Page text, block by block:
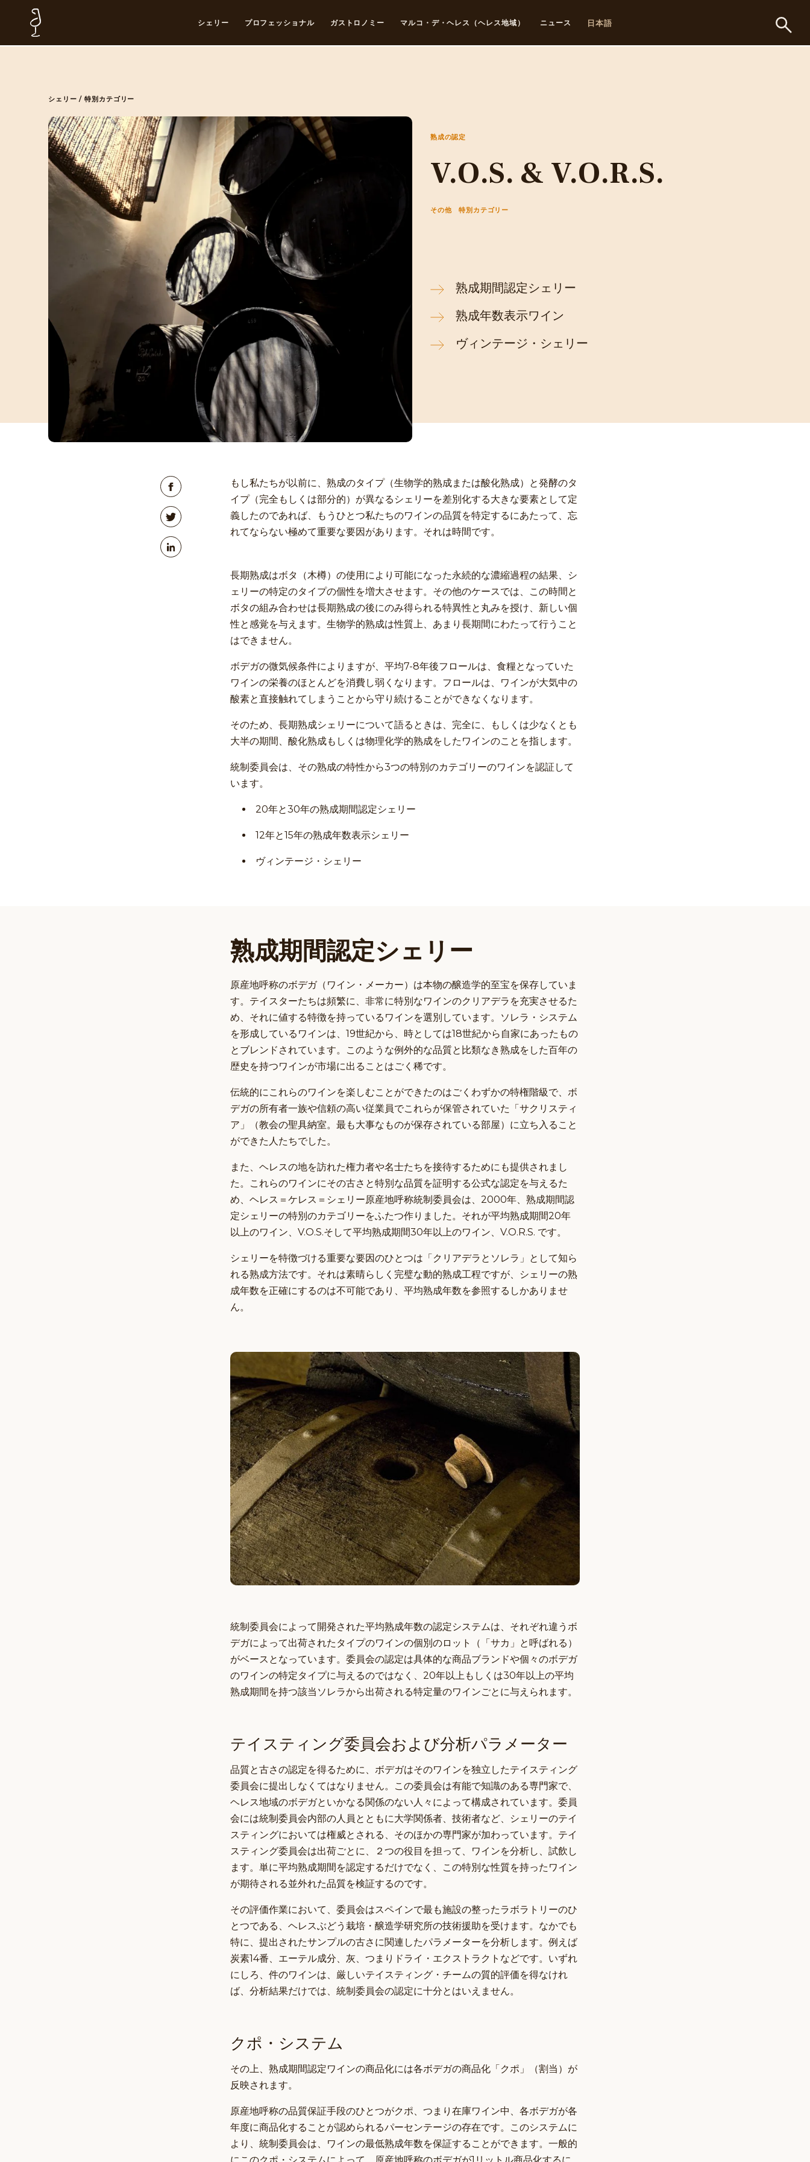
シェリー プロフェッショナル ガストロノミー マルコ・デ・ヘレス（ヘレス地域） ニュース 日本語
シェリー /特別カテゴリー
熟成の認定
V.O.S. & V.O.R.S.
その他 特別カテゴリー
熟成期間認定シェリー
熟成年数表示ワイン
ヴィンテージ・シェリー
もし私たちが以前に、熟成のタイプ（生物学的熟成または酸化熟成）と発酵のタ
イプ（完全もしくは部分的）が異なるシェリーを差別化する大きな要素として定
義したのであれば、もうひとつ私たちのワインの品質を特定するにあたって、忘
れてならない極めて重要な要因があります。それは時間です。
長期熟成はボタ（木樽）の使用により可能になった永続的な濃縮過程の結果、シ
ェリーの特定のタイプの個性を増大させます。その他のケースでは、この時間と
ボタの組み合わせは長期熟成の後にのみ得られる特異性と丸みを授け、新しい個
性と感覚を与えます。生物学的熟成は性質上、あまり長期間にわたって行うこと
はできません。
ボデガの微気候条件によりますが、平均7-8年後フロールは、食糧となっていた
ワインの栄養のほとんどを消費し弱くなります。フロールは、ワインが大気中の
酸素と直接触れてしまうことから守り続けることができなくなります。
そのため、長期熟成シェリーについて語るときは、完全に、もしくは少なくとも
大半の期間、酸化熟成もしくは物理化学的熟成をしたワインのことを指します。
統制委員会は、その熟成の特性から3つの特別のカテゴリーのワインを認証して
います。
20年と30年の熟成期間認定シェリー
12年と15年の熟成年数表示シェリー
ヴィンテージ・シェリー
熟成期間認定シェリー
原産地呼称のボデガ（ワイン・メーカー）は本物の醸造学的至宝を保存していま
す。テイスターたちは頻繁に、非常に特別なワインのクリアデラを充実させるた
め、それに値する特徴を持っているワインを選別しています。ソレラ・システム
を形成しているワインは、19世紀から、時としては18世紀から自家にあったもの
とブレンドされています。このような例外的な品質と比類なき熟成をした百年の
歴史を持つワインが市場に出ることはごく稀です。
伝統的にこれらのワインを楽しむことができたのはごくわずかの特権階級で、ボ
デガの所有者一族や信頼の高い従業員でこれらが保管されていた「サクリスティ
ア」（教会の聖具納室。最も大事なものが保存されている部屋）に立ち入ること
ができた人たちでした。
また、ヘレスの地を訪れた権力者や名士たちを接待するためにも提供されまし
た。これらのワインにその古さと特別な品質を証明する公式な認定を与えるた
め、ヘレス＝ケレス＝シェリー原産地呼称統制委員会は、2000年、熟成期間認
定シェリーの特別のカテゴリーをふたつ作りました。それが平均熟成期間20年
以上のワイン、V.O.S.そして平均熟成期間30年以上のワイン、V.O.R.S. です。
シェリーを特徴づける重要な要因のひとつは「クリアデラとソレラ」として知ら
れる熟成方法です。それは素晴らしく完璧な動的熟成工程ですが、シェリーの熟
成年数を正確にするのは不可能であり、平均熟成年数を参照するしかありませ
ん。
統制委員会によって開発された平均熟成年数の認定システムは、それぞれ違うボ
デガによって出荷されたタイプのワインの個別のロット（「サカ」と呼ばれる）
がベースとなっています。委員会の認定は具体的な商品ブランドや個々のボデガ
のワインの特定タイプに与えるのではなく、20年以上もしくは30年以上の平均
熟成期間を持つ該当ソレラから出荷される特定量のワインごとに与えられます。
テイスティング委員会および分析パラメーター
品質と古さの認定を得るために、ボデガはそのワインを独立したテイスティング
委員会に提出しなくてはなりません。この委員会は有能で知識のある専門家で、
ヘレス地域のボデガといかなる関係のない人々によって構成されています。委員
会には統制委員会内部の人員とともに大学関係者、技術者など、シェリーのテイ
スティングにおいては権威とされる、そのほかの専門家が加わっています。テイ
スティング委員会は出荷ごとに、２つの役目を担って、ワインを分析し、試飲し
ます。単に平均熟成期間を認定するだけでなく、この特別な性質を持ったワイン
が期待される並外れた品質を検証するのです。
その評価作業において、委員会はスペインで最も施設の整ったラボラトリーのひ
とつである、ヘレスぶどう栽培・醸造学研究所の技術援助を受けます。なかでも
特に、提出されたサンプルの古さに関連したパラメーターを分析します。例えば
炭素14番、エーテル成分、灰、つまりドライ・エクストラクトなどです。いずれ
にしろ、件のワインは、厳しいテイスティング・チームの質的評価を得なけれ
ば、分析結果だけでは、統制委員会の認定に十分とはいえません。
クポ・システム
その上、熟成期間認定ワインの商品化には各ボデガの商品化「クポ」（割当）が
反映されます。
原産地呼称の品質保証手段のひとつがクポ、つまり在庫ワイン中、各ボデガが各
年度に商品化することが認められるパーセンテージの存在です。このシステムに
より、統制委員会は、ワインの最低熟成年数を保証することができます。一般的
にこのクポ・システムによって、原産地呼称のボデガが1リットル商品化するに